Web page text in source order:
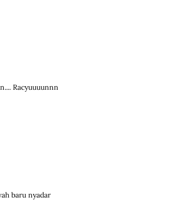
Racyuuuunnn
baru nyadar